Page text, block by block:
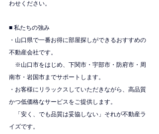
わせください。
■ 私たちの強み
・山口県で一番お得に部屋探しができるおすすめの
不動産会社です。
※山口市をはじめ、下関市・宇部市・防府市・周
南市・岩国市までサポートします。
・お客様にリラックスしていただきながら、高品質
かつ低価格なサービスをご提供します。
「安く、でも品質は妥協しない」それが不動産ラ
イズです。